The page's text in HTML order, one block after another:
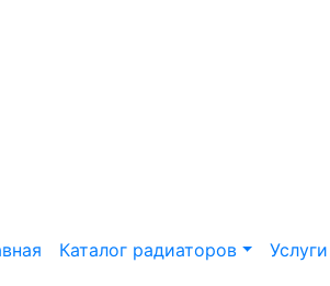
Каталог радиаторов Услуги